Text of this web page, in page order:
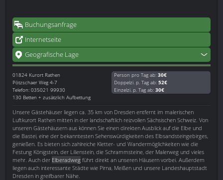
Buchungsanfrage
Internetseite
Geografische Lage
01824 Kurort Rathen
Pötzschaer Weg 4-7
Telefon: 035021 99930
130 Betten + zusätzlich Aufbettung
Person pro Tag ab: 30€
Doppelzi. p. Tag ab: 52€
Einzelzi. p. Tag ab: 30€
Unsere Gästehäuser liegen ca. 35 km von Dresden entfernt im malerischen
Luftkurort Rathen mitten in der landschaftlich reizvollen Sächsischen Schweiz. Von
unseren Gästehäusern aus können Sie einen direkten Ausblick auf die Elbe und
die Bastei, eine der bekanntesten Sehenswürdigkeiten des Elbsandsteingebirges,
genießen. Es bieten sich zahlreiche Kletter- und Wandermöglichkeiten wie die
Festung Königstein, der Lilienstein, die Schrammsteine, der Malerweg und vieles
mehr. Auch der Elberadweg führt direkt an unseren Häusern vorbei. Außerdem
liegen auch interessante Städte wie Pirna, Meißen und unsere Landeshauptstadt
Dresden in greifbarer Nähe.